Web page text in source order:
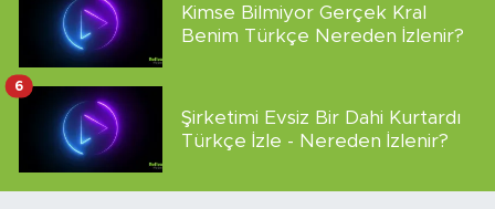
Kimse Bilmiyor Gerçek Kral
Benim Türkçe Nereden İzlenir?
Şirketimi Evsiz Bir Dahi Kurtardı
Türkçe İzle - Nereden İzlenir?
6